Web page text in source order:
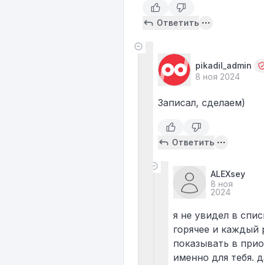
Ответить
pikadil_admin
8 ноя 2024
Записал, сделаем)
Ответить
ALEXsey
8 ноя
2024
я не увидел в
горячее и каждый
показывать в
именно для тебя.